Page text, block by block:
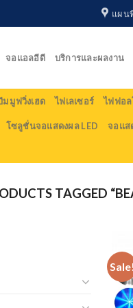
แผน
จอแอลอีดี บริการและผลงาน
มูฟวิ่งเฮด ไฟเลเซอร์ ไฟฟอ
โซลูชั่นจอแสดงผล LED จอแส
TAGGED